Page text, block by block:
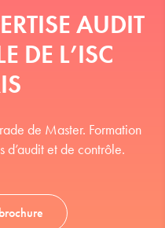
AUDIT
DE L’ISC
de Master. Formation
d’audit et de contrôle.